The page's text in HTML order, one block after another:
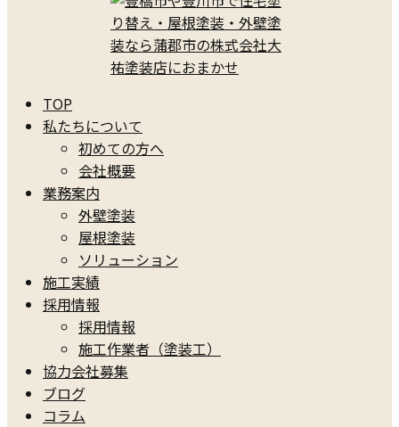
TOP
私たちについて
初めての方へ
会社概要
業務案内
外壁塗装
屋根塗装
ソリューション
施工実績
採用情報
採用情報
施工作業者（塗装工）
協力会社募集
ブログ
コラム